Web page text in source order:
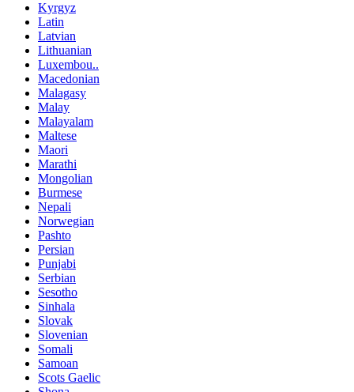
Kyrgyz
Latin
Latvian
Lithuanian
Luxembou..
Macedonian
Malagasy
Malay
Malayalam
Maltese
Maori
Marathi
Mongolian
Burmese
Nepali
Norwegian
Pashto
Persian
Punjabi
Serbian
Sesotho
Sinhala
Slovak
Slovenian
Somali
Samoan
Scots Gaelic